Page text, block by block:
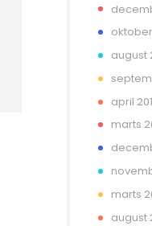
august
april
marts
marts
august